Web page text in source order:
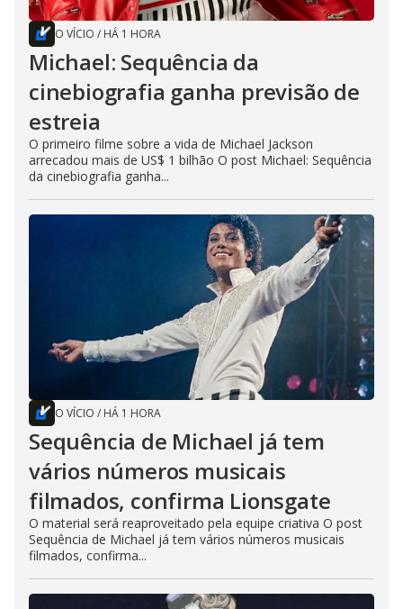
O VÍCIO / HÁ 1 HORA
Michael: Sequência da
cinebiografia ganha previsão de
estreia
O primeiro filme sobre a vida de Michael Jackson
arrecadou mais de US$ 1 bilhão O post Michael: Sequência
da cinebiografia ganha...
O VÍCIO / HÁ 1 HORA
Sequência de Michael já tem
vários números musicais
filmados, confirma Lionsgate
O material será reaproveitado pela equipe criativa O post
Sequência de Michael já tem vários números musicais
filmados, confirma...